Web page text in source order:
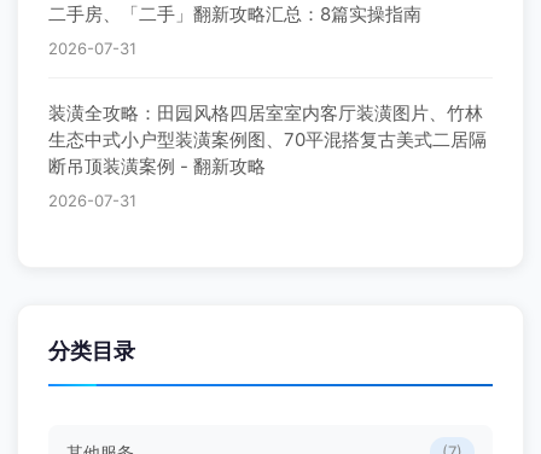
二手房、「二手」翻新攻略汇总：8篇实操指南
2026-07-31
装潢全攻略：田园风格四居室室内客厅装潢图片、竹林
生态中式小户型装潢案例图、70平混搭复古美式二居隔
断吊顶装潢案例 - 翻新攻略
2026-07-31
分类目录